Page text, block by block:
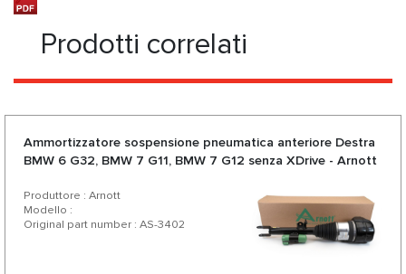
Prodotti correlati
Ammortizzatore sospensione pneumatica anteriore Destra
BMW 6 G32, BMW 7 G11, BMW 7 G12 senza XDrive - Arnott
Produttore : Arnott
Modello :
Original part number : AS-3402